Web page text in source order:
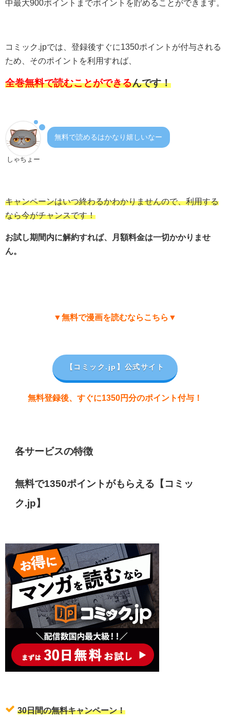
中最大900ポイントまでポイントを貯めることができます。
コミック.jpでは、登録後すぐに1350ポイントが付与される
ため、そのポイントを利用すれば、
全巻無料で読むことができるんです！
しゃちょー
無料で読めるはかなり嬉しいなー
キャンペーンはいつ終わるかわかりませんので、利用する
なら今がチャンスです！
お試し期間内に解約すれば、月額料金は一切かかりませ
ん。
▼無料で漫画を読むならこちら▼
【コミック.jp 】公式サイト
無料登録後、すぐに1350円分のポイント付与！
各サービスの特徴
無料で1350ポイントがもらえる【コミッ
ク.jp】
30日間の無料キャンペーン！